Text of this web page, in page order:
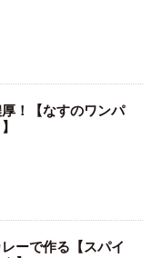
！【なすのワンパ
ーで作る【スパイ